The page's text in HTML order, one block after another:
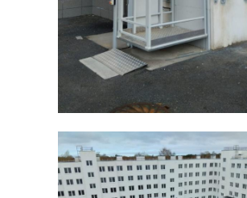
Всероссийский
субботник в
Ленобласти